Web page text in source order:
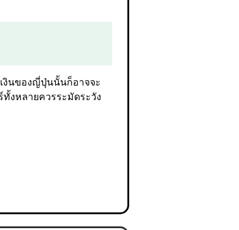
งินของญี่ปุ่นนั้นก็อาจจะ
งหลายควรระมัดระวัง